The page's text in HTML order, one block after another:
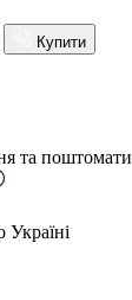
Купити
та поштомати